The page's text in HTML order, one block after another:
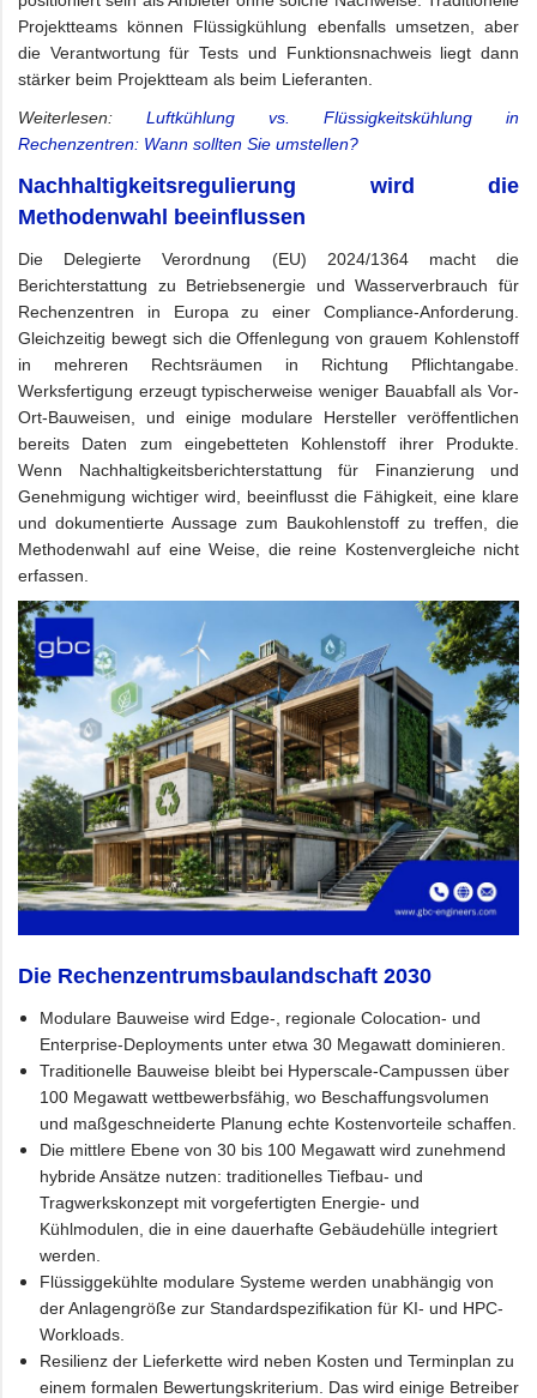
Projektteams können Flüssigkühlung ebenfalls umsetzen, aber
die Verantwortung für Tests und Funktionsnachweis liegt dann
stärker beim Projektteam als beim Lieferanten.
Weiterlesen: Luftkühlung vs. Flüssigkeitskühlung in
Rechenzentren: Wann sollten Sie umstellen?
Nachhaltigkeitsregulierung wird die
Methodenwahl beeinflussen
Die Delegierte Verordnung (EU) 2024/1364 macht die
Berichterstattung zu Betriebsenergie und Wasserverbrauch für
Rechenzentren in Europa zu einer Compliance-Anforderung.
Gleichzeitig bewegt sich die Offenlegung von grauem Kohlenstoff
in mehreren Rechtsräumen in Richtung Pflichtangabe.
Werksfertigung erzeugt typischerweise weniger Bauabfall als Vor-
Ort-Bauweisen, und einige modulare Hersteller veröffentlichen
bereits Daten zum eingebetteten Kohlenstoff ihrer Produkte.
Wenn Nachhaltigkeitsberichterstattung für Finanzierung und
Genehmigung wichtiger wird, beeinflusst die Fähigkeit, eine klare
und dokumentierte Aussage zum Baukohlenstoff zu treffen, die
Methodenwahl auf eine Weise, die reine Kostenvergleiche nicht
erfassen.
Die Rechenzentrumsbaulandschaft 2030
Modulare Bauweise wird Edge-, regionale Colocation- und
Enterprise-Deployments unter etwa 30 Megawatt dominieren.
Traditionelle Bauweise bleibt bei Hyperscale-Campussen über
100 Megawatt wettbewerbsfähig, wo Beschaffungsvolumen
und maßgeschneiderte Planung echte Kostenvorteile schaffen.
Die mittlere Ebene von 30 bis 100 Megawatt wird zunehmend
hybride Ansätze nutzen: traditionelles Tiefbau- und
Tragwerkskonzept mit vorgefertigten Energie- und
Kühlmodulen, die in eine dauerhafte Gebäudehülle integriert
werden.
Flüssiggekühlte modulare Systeme werden unabhängig von
der Anlagengröße zur Standardspezifikation für KI- und HPC-
Workloads.
Resilienz der Lieferkette wird neben Kosten und Terminplan zu
einem formalen Bewertungskriterium. Das wird einige Betreiber